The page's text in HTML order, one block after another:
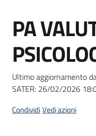
Bandi
strumenti
acquisto
Salta al contenuto
PA
Ultimo aggiornamento
SATER: 26/02/2026
CondividiVedi azioni